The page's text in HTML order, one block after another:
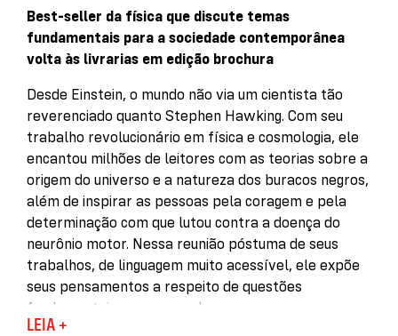
Best-seller da física que discute temas
fundamentais para a sociedade contemporânea
volta às livrarias em edição brochura
Desde Einstein, o mundo não via um cientista tão
reverenciado quanto Stephen Hawking. Com seu
trabalho revolucionário em física e cosmologia, ele
encantou milhões de leitores com as teorias sobre a
origem do universo e a natureza dos buracos negros,
além de inspirar as pessoas pela coragem e pela
determinação com que lutou contra a doença do
neurônio motor. Nessa reunião póstuma de seus
trabalhos, de linguagem muito acessível, ele expõe
seus pensamentos a respeito de questões
fundamentais para o mundo.
LEIA +